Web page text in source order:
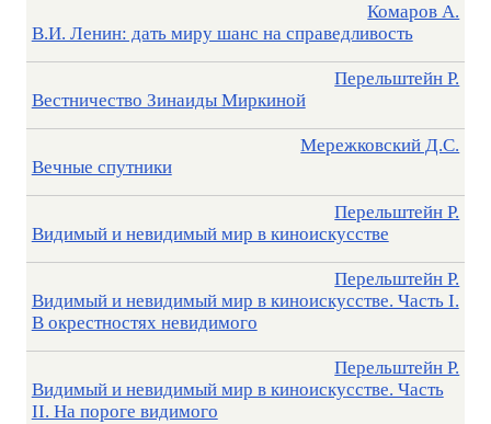
В.И. Ленин: дать миру шанс на справедливость
Комаров А.
Вестничество Зинаиды Миркиной
Перельштейн Р.
Вечные спутники
Мережковский Д.C.
Видимый и невидимый мир в киноискусстве
Перельштейн Р.
Видимый и невидимый мир в киноискусстве. Часть I.
В окрестностях невидимого
Перельштейн Р.
Видимый и невидимый мир в киноискусстве. Часть
II. На пороге видимого
Перельштейн Р.